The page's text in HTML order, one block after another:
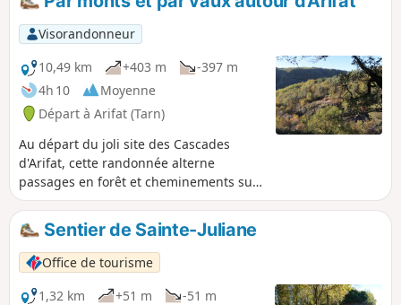
point le plus haut du secteur (483m) offrant un panorama
sur le Réalmontais avant de redescendre sur les rives du
Dadou. Sentier d'intérêt communautaire réalisé par l'Office
de Tourisme Centre Tarn. Voir § Infos pratiques.
Visorandonneur
10,49 km
+403 m
-397 m
4h 10
Moyenne
Départ à Arifat (Tarn)
Au départ du joli site des Cascades
d'Arifat, cette randonnée alterne
passages en forêt et cheminements sur
des croupes paresseuses où la vue se
dégage sur les monts et vallons aux
alentours pour offrir de jolis panoramas,
particulièrement sublimés à l'automne
quand la parure des feuillus se fait
multicolore.
Sentier de Sainte-Juliane
Office de tourisme
1,32 km
+51 m
-51 m